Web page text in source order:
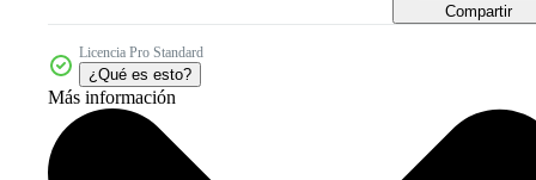
Compartir
Licencia Pro Standard
¿Qué es esto?
Más información